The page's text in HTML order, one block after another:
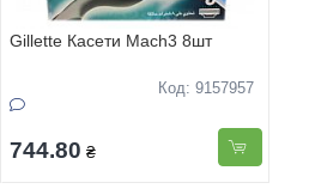
Gillette Касети Mach3 8шт
Код: 9157957
744.80 ₴